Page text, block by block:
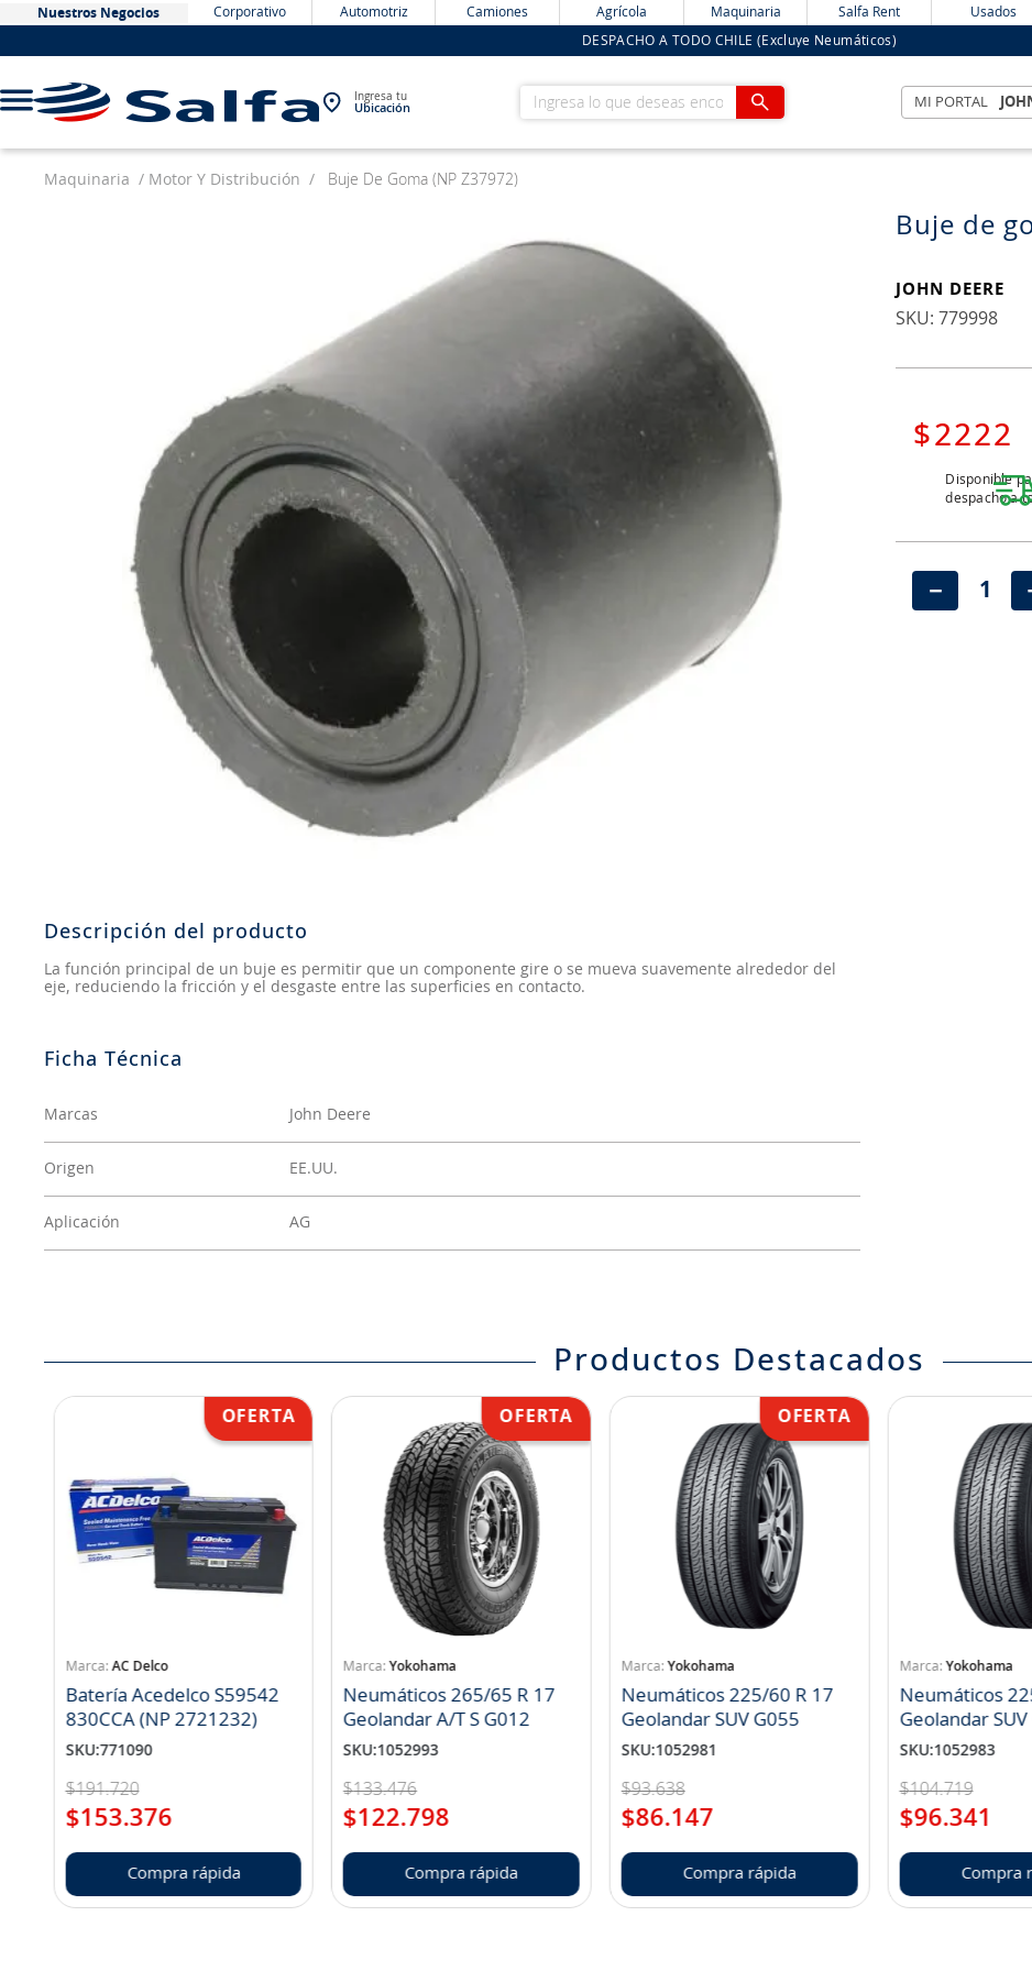
Nuestros Negocios Corporativo Automotriz Camiones Agrícola Maquinaria Salfa Rent Usados
DESPACHO A TODO CHILE (Excluye Neumáticos)
Ingresa tu
Ubicación
Ingresa lo que deseas encontrar MI PORTAL
Maquinaria Motor Y Distribución Buje De Goma (NP Z37972)
Descripción del producto
La función principal de un buje es permitir que un componente gire o se mueva suavemente alrededor del
eje, reduciendo la fricción y el desgaste entre las superficies en contacto.
Marcas John Deere
Origen EE.UU.
Aplicación AG
Buje de
JOHN DEERE
: 779998
$2222
Disponible
despacho a
－
Productos Destacados
AC Delco
Batería Acedelco S59542
830CCA (NP 2721232)
SKU:771090
$191.720
$153.376
Compra rápida
Yokohama
Neumáticos 265/65 R 17
Geolandar A/T S G012
SKU:1052993
$133.476
$122.798
Compra rápida
Yokohama
Neumáticos 225/60 R 17
Geolandar SUV G055
SKU:1052981
$93.638
$86.147
Compra rápida
Yokohama
Neumáticos
Geolandar SUV
SKU:1052983
$104.719
$96.341
Compra
john deere